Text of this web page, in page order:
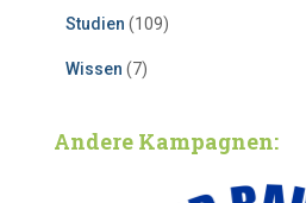
Studien (109)
Wissen (7)
Andere Kampagnen: